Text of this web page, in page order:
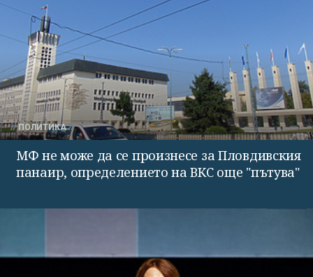
ПОЛИТИКА
МФ не може да се произнесе за Пловдивския
панаир, определението на ВКС още "пътува"